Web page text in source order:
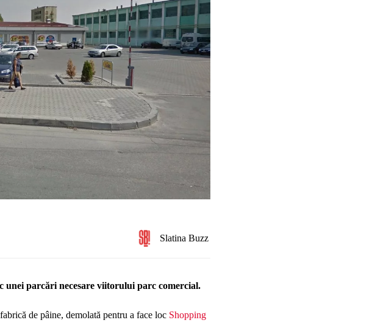
Slatina Buzz
unei parcări necesare viitorului parc comercial.
de pâine, demolată pentru a face loc Shopping